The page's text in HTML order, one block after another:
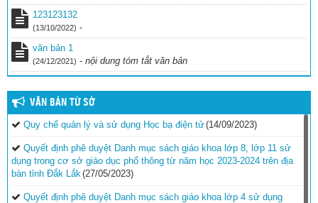
123123132
(13/10/2022) -
văn bản 1
(24/12/2021) - nội dung tóm tắt văn bản
VĂN BẢN TỪ SỞ
Quy chế quản lý và sử dụng Học bạ điện tử(14/09/2023)
Quyết định phê duyệt Danh mục sách giáo khoa lớp 8, lớp 11 sử
dụng trong cơ sở giáo dục phổ thông từ năm học 2023-2024 trên địa
bàn tỉnh Đắk Lắk (27/05/2023)
Quyết định phê duyệt Danh mục sách giáo khoa lớp 4 sử dụng